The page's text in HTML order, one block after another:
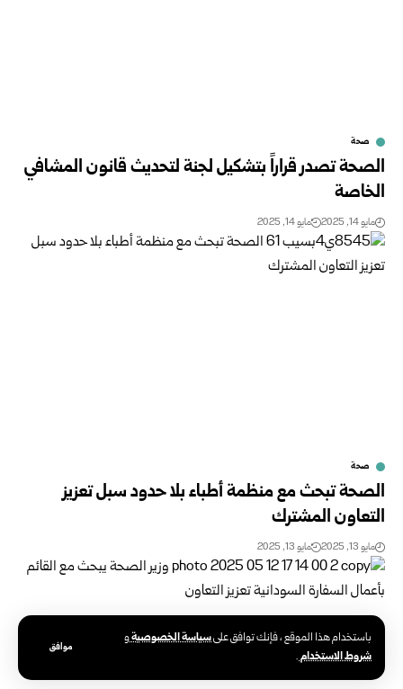
باستخدام هذا الموقع ، فإنك توافق علىسياسة الخصوصيةو
شروط الاستخدام.
موافق
صحة
الصحة تصدر قراراً بتشكيل لجنة لتحديث قانون المشافي
الخاصة
مايو 14, 2025 مايو 14, 2025
صحة
الصحة تبحث مع منظمة أطباء بلا حدود سبل تعزيز
التعاون المشترك
مايو 13, 2025 مايو 13, 2025